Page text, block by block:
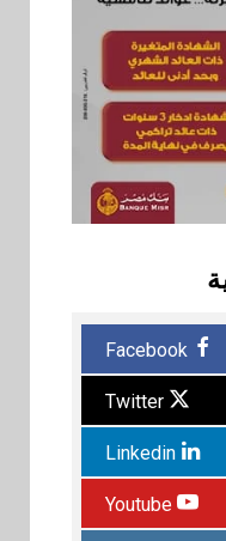
Facebook
Twitter
Linkedin
Youtube